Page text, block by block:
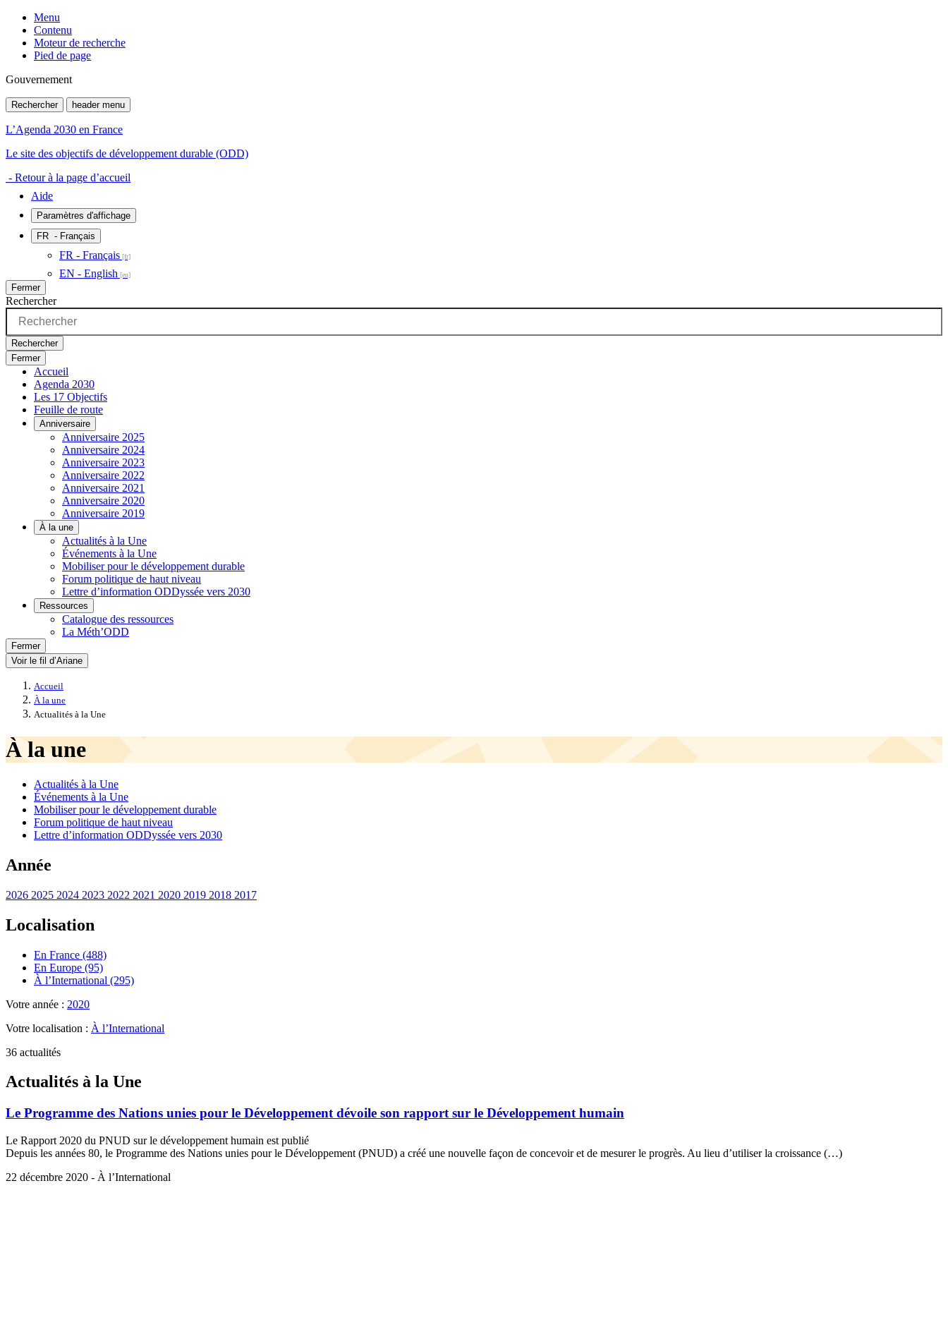
Menu
Contenu
Moteur de recherche
Pied de page
Gouvernement
Rechercher header menu
L’Agenda 2030 en France
Le site des objectifs de développement durable (ODD)
- Retour à la page d’accueil
Aide
Paramètres d'affichage
FR - Français
FR - Français
EN - English
Fermer
Rechercher
Rechercher
Fermer
Accueil
Agenda 2030
Les 17 Objectifs
Feuille de route
Anniversaire
Anniversaire 2025
Anniversaire 2024
Anniversaire 2023
Anniversaire 2022
Anniversaire 2021
Anniversaire 2020
Anniversaire 2019
À la une
Actualités à la Une
Événements à la Une
Mobiliser pour le développement durable
Forum politique de haut niveau
Lettre d’information ODDyssée vers 2030
Ressources
Catalogue des ressources
La Méth’ODD
Fermer
Voir le fil d’Ariane
Accueil
À la une
Actualités à la Une
À la une
Actualités à la Une
Événements à la Une
Mobiliser pour le développement durable
Forum politique de haut niveau
Lettre d’information ODDyssée vers 2030
Année
2026 2025 2024 2023 2022 2021 2020 2019 2018 2017
Localisation
En France (488)
En Europe (95)
À l’International (295)
Votre année : 2020
Votre localisation : À l’International
36 actualités
Actualités à la Une
Le Programme des Nations unies pour le Développement dévoile son rapport sur le Développement humain
Le Rapport 2020 du PNUD sur le développement humain est publié
Depuis les années 80, le Programme des Nations unies pour le Développement (PNUD) a créé une nouvelle façon de concevoir et de mesurer le progrès. Au lieu d’utiliser la croissance (…)
22 décembre 2020 - À l’International